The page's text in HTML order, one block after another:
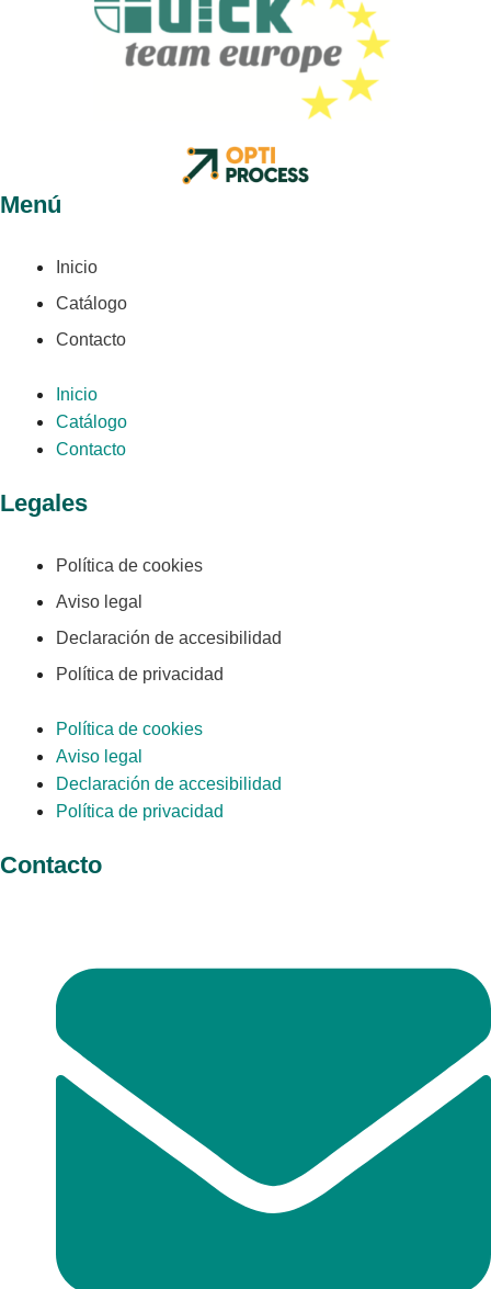
Menú
Inicio
Catálogo
Contacto
Inicio
Catálogo
Contacto
Legales
Política de cookies
Aviso legal
Declaración de accesibilidad
Política de privacidad
Política de cookies
Aviso legal
Declaración de accesibilidad
Política de privacidad
Contacto